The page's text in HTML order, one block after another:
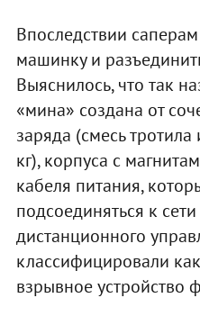
Впоследствии
машинку и
Выяснилось, что так
«мина» создана от
заряда (смесь
кг), корпуса с
кабеля питания,
подсоединяться к
дистанционного
классифицировали
взрывное устройство